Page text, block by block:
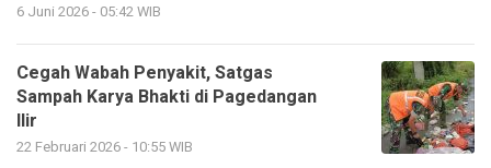
6 Juni 2026 - 05:42 WIB
Cegah Wabah Penyakit, Satgas
Sampah Karya Bhakti di Pagedangan
Ilir
22 Februari 2026 - 10:55 WIB